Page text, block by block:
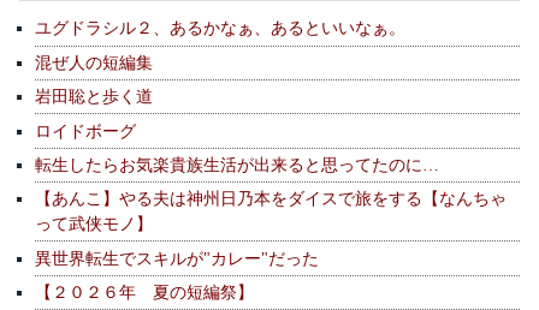
ユグドラシル２、あるかなぁ、あるといいなぁ。
混ぜ人の短編集
岩田聡と歩く道
ロイドボーグ
転生したらお気楽貴族生活が出来ると思ってたのに…
【あんこ】やる夫は神州日乃本をダイスで旅をする【なんちゃ
って武侠モノ】
異世界転生でスキルが"カレー"だった
【２０２６年 夏の短編祭】